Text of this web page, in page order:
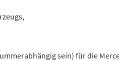
sein) für die